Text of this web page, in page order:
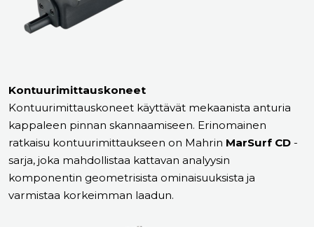
Kontuurimittauskoneet
Kontuurimittauskoneet käyttävät mekaanista anturia
kappaleen pinnan skannaamiseen. Erinomainen
ratkaisu kontuurimittaukseen on Mahrin MarSurf CD -
sarja, joka mahdollistaa kattavan analyysin
komponentin geometrisista ominaisuuksista ja
varmistaa korkeimman laadun.